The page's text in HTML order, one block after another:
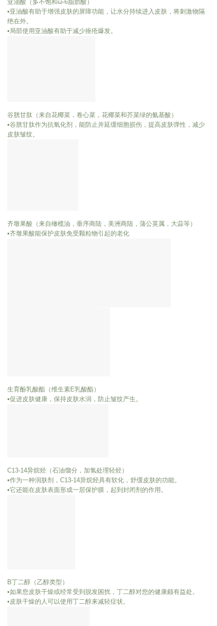
亚油酸（多不饱和ω-6脂肪酸）
•亚油酸有助于增强皮肤的屏障功能，让水分持续进入皮肤，将刺激物隔
绝在外。
•局部使用亚油酸有助于减少痤疮爆发。
谷胱甘肽（来自花椰菜，卷心菜，花椰菜和芥菜绿的氨基酸）
•谷胱甘肽作为抗氧化剂，能防止并延缓细胞损伤，提高皮肤弹性，减少
皮肤皱纹。
齐墩果酸（来自橄榄油，垂序商陆，美洲商陆，蒲公英属，大蒜等）
•齐墩果酸能保护皮肤免受颗粒物引起的老化
生育酚乳酸酯（维生素E乳酸酯）
•促进皮肤健康，保持皮肤水润，防止皱纹产生。
C13-14异烷烃（石油馏分，加氢处理轻烃）
•作为一种润肤剂，C13-14异烷烃具有软化，舒缓皮肤的功能。
•它还能在皮肤表面形成一层保护膜，起到封闭剂的作用。
B丁二醇（乙醇类型）
•如果您皮肤干燥或经常受到脱发困扰，丁二醇对您的健康颇有益处。
•皮肤干燥的人可以使用丁二醇来减轻症状。